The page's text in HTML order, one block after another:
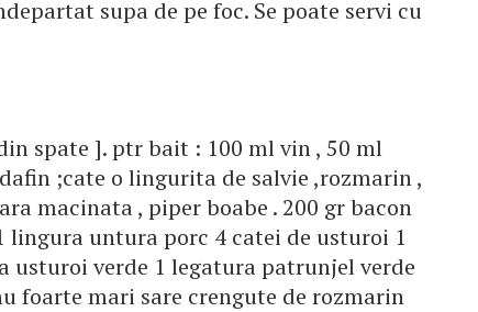
supa de pe foc. Se poate servi cu
spate ]. ptr bait : 100 ml vin , 50 ml
;cate o lingurita de salvie ,rozmarin ,
macinata , piper boabe . 200 gr bacon
lingura untura porc 4 catei de usturoi 1
usturoi verde 1 legatura patrunjel verde
foarte mari sare crengute de rozmarin